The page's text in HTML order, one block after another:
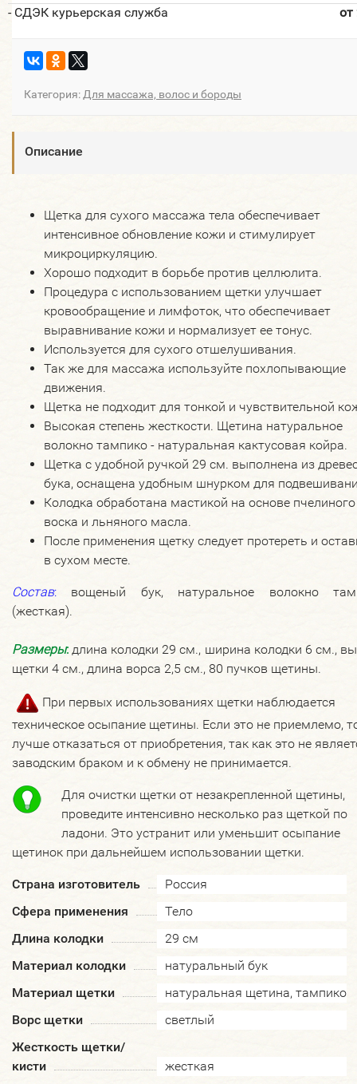
- СДЭК курьерская служба
Категория: Для массажа, волос и бороды
Описание
Щетка для сухого массажа тела обеспечивает
интенсивное обновление кожи и стимулирует
микроциркуляцию.
Хорошо подходит в борьбе против целлюлита.
Процедура с использованием щетки улучшает
кровообращение и лимфоток, что обеспечивает
выравнивание кожи и нормализует ее тонус.
Используется для сухого отшелушивания.
Так же для массажа используйте похлопывающие
движения.
Щетка не подходит для тонкой и чувствительной
Высокая степень жесткости. Щетина натуральное
волокно тампико - натуральная кактусовая койра.
Щетка с удобной ручкой 29 см. выполнена из
бука, оснащена удобным шнурком для
Колодка обработана мастикой на основе пчелиного
воска и льняного масла.
После применения щетку следует протереть и
в сухом месте.
Состав: вощеный бук, натуральное волокно
(жесткая).
Размеры: длина колодки 29 см., ширина колодки 6 см.,
щетки 4 см., длина ворса 2,5 см., 80 пучков щетины.
При первых использованиях щетки наблюдается
техническое осыпание щетины. Если это не приемлемо,
лучше отказаться от приобретения, так как это не
заводским браком и к обмену не принимается.
Для очистки щетки от незакрепленной щетины,
проведите интенсивно несколько раз щеткой по
ладони. Это устранит или уменьшит осыпание
щетинок при дальнейшем использовании щетки.
Страна изготовитель
Россия
Сфера применения
Тело
Длина колодки
29 см
Материал колодки
натуральный бук
Материал щетки
натуральная щетина, тампико
Ворс щетки
светлый
Жесткость щетки/
кисти
жесткая